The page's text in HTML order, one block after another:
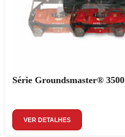
Série Groundsmaster® 3500
VER DETALHES